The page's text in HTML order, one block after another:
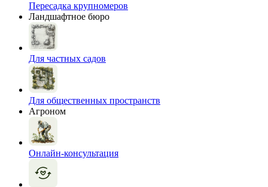
Пересадка крупномеров
Ландшафтное бюро
Для частных садов
Для общественных пространств
Агроном
Онлайн-консультация